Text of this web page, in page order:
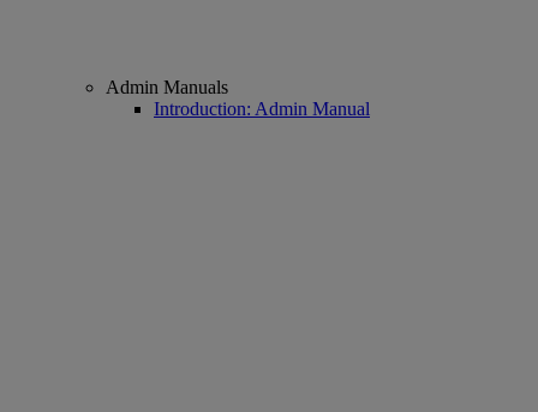
Admin Manuals
Introduction: Admin Manual